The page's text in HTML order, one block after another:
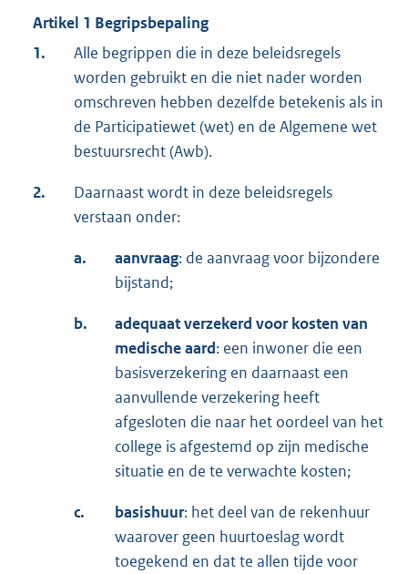
Artikel 1 Begripsbepaling
1.
Alle begrippen die in deze beleidsregels
worden gebruikt en die niet nader worden
omschreven hebben dezelfde betekenis als in
de Participatiewet (wet) en de Algemene wet
bestuursrecht (Awb).
2.
Daarnaast wordt in deze beleidsregels
verstaan onder:
a. aanvraag: de aanvraag voor bijzondere
bijstand;
b.
adequaat verzekerd voor kosten van
medische aard: een inwoner die een
basisverzekering en daarnaast een
aanvullende verzekering heeft
afgesloten die naar het oordeel van het
college is afgestemd op zijn medische
situatie en de te verwachte kosten;
c. basishuur: het deel van de rekenhuur
waarover geen huurtoeslag wordt
toegekend en dat te allen tijde voor